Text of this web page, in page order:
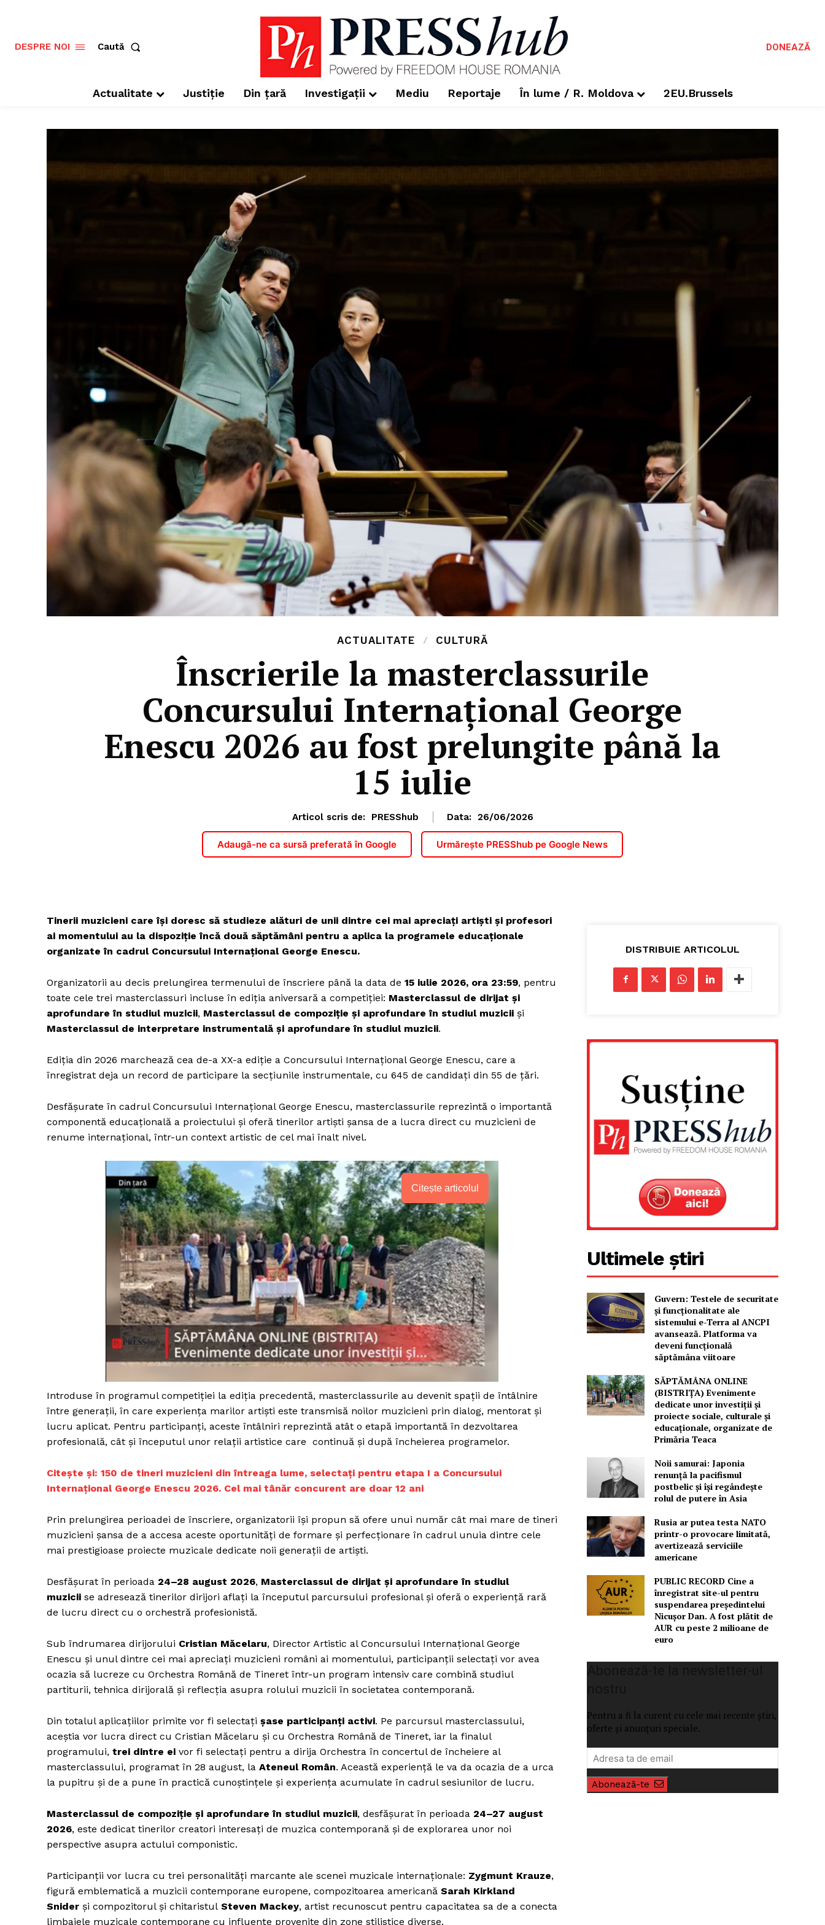
Un proiect
FREEDOM HOUSE
PRESShub
Despre noi / Echipa
Proiecte editoriale
Rețea
Contact
DESPRE NOI Caută DONEAZĂ
Actualitate Justiție Din țară Investigații Mediu Reportaje În lume / R. Moldova 2EU.Brussels
ACTUALITATE CULTURĂ
Înscrierile la masterclassurile
Concursului Internațional George
Enescu 2026 au fost prelungite până la
15 iulie
Articol scris de: PRESShub Data: 26/06/2026
Adaugă-ne ca sursă preferată în Google Urmărește PRESShub pe Google News
Tinerii muzicieni care își doresc să studieze alături de unii dintre cei mai apreciați artiști și profesori
ai momentului au la dispoziție încă două săptămâni pentru a aplica la programele educaționale
organizate în cadrul Concursului Internațional George Enescu.
Organizatorii au decis prelungirea termenului de înscriere până la data de 15 iulie 2026, ora 23:59, pentru
toate cele trei masterclassuri incluse în ediția aniversară a competiției: Masterclassul de dirijat și
aprofundare în studiul muzicii, Masterclassul de compoziție și aprofundare în studiul muzicii și
Masterclassul de interpretare instrumentală și aprofundare în studiul muzicii.
Ediția din 2026 marchează cea de-a XX-a ediție a Concursului Internațional George Enescu, care a
înregistrat deja un record de participare la secțiunile instrumentale, cu 645 de candidați din 55 de țări.
Desfășurate în cadrul Concursului Internațional George Enescu, masterclassurile reprezintă o importantă
componentă educațională a proiectului și oferă tinerilor artiști șansa de a lucra direct cu muzicieni de
renume internațional, într-un context artistic de cel mai înalt nivel.
Citește articolul
Introduse în programul competiției la ediția precedentă, masterclassurile au devenit spații de întâlnire
între generații, în care experiența marilor artiști este transmisă noilor muzicieni prin dialog, mentorat și
lucru aplicat. Pentru participanți, aceste întâlniri reprezintă atât o etapă importantă în dezvoltarea
profesională, cât și începutul unor relații artistice care continuă și după încheierea programelor.
Citește și: 150 de tineri muzicieni din întreaga lume, selectați pentru etapa I a Concursului
Internațional George Enescu 2026. Cel mai tânăr concurent are doar 12 ani
Prin prelungirea perioadei de înscriere, organizatorii își propun să ofere unui număr cât mai mare de tineri
muzicieni șansa de a accesa aceste oportunități de formare și perfecționare în cadrul unuia dintre cele
mai prestigioase proiecte muzicale dedicate noii generații de artiști.
Desfășurat în perioada 24–28 august 2026, Masterclassul de dirijat și aprofundare în studiul
muzicii se adresează tinerilor dirijori aflați la începutul parcursului profesional și oferă o experiență rară
de lucru direct cu o orchestră profesionistă.
Sub îndrumarea dirijorului Cristian Măcelaru, Director Artistic al Concursului Internațional George
Enescu și unul dintre cei mai apreciați muzicieni români ai momentului, participanții selectați vor avea
ocazia să lucreze cu Orchestra Română de Tineret într-un program intensiv care combină studiul
partiturii, tehnica dirijorală și reflecția asupra rolului muzicii în societatea contemporană.
Din totalul aplicațiilor primite vor fi selectați șase participanți activi. Pe parcursul masterclassului,
aceștia vor lucra direct cu Cristian Măcelaru și cu Orchestra Română de Tineret, iar la finalul
programului, trei dintre ei vor fi selectați pentru a dirija Orchestra în concertul de încheiere al
masterclassului, programat în 28 august, la Ateneul Român. Această experiență le va da ocazia de a urca
la pupitru și de a pune în practică cunoștințele și experiența acumulate în cadrul sesiunilor de lucru.
Masterclassul de compoziție și aprofundare în studiul muzicii, desfășurat în perioada 24–27 august
2026, este dedicat tinerilor creatori interesați de muzica contemporană și de explorarea unor noi
perspective asupra actului componistic.
Participanții vor lucra cu trei personalități marcante ale scenei muzicale internaționale: Zygmunt Krauze,
figură emblematică a muzicii contemporane europene, compozitoarea americană Sarah Kirkland
Snider și compozitorul și chitaristul Steven Mackey, artist recunoscut pentru capacitatea sa de a conecta
limbajele muzicale contemporane cu influențe provenite din zone stilistice diverse.
DISTRIBUIE ARTICOLUL
Ultimele știri
Guvern: Testele de securitate
și funcționalitate ale
sistemului e-Terra al ANCPI
avansează. Platforma va
deveni funcțională
săptămâna viitoare
SĂPTĂMÂNA ONLINE
(BISTRIȚA) Evenimente
dedicate unor investiții și
proiecte sociale, culturale și
educaționale, organizate de
Primăria Teaca
Noii samurai: Japonia
renunță la pacifismul
postbelic și își regândește
rolul de putere în Asia
Rusia ar putea testa NATO
printr-o provocare limitată,
avertizează serviciile
americane
PUBLIC RECORD Cine a
înregistrat site-ul pentru
suspendarea președintelui
Nicușor Dan. A fost plătit de
AUR cu peste 2 milioane de
euro
Pentru a fi la curent cu cele mai recente știri,
oferte și anunțuri speciale.
Abonează-te